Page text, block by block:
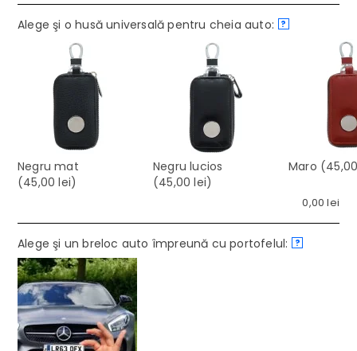
Alege şi o husă universală pentru cheia auto: ?
Negru mat
(45,00 lei)
Negru lucios
(45,00 lei)
Maro
0,00lei
Alege şi un breloc auto împreună cu portofelul: ?